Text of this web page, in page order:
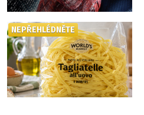
NEPŘEHLÉDNĚTE